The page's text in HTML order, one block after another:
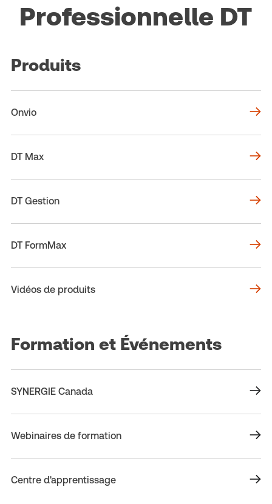
Professionnelle DT
Produits
Onvio
DT Max
DT Gestion
DT FormMax
Vidéos de produits
Formation et Événements
SYNERGIE Canada
Webinaires de formation
Centre d'apprentissage